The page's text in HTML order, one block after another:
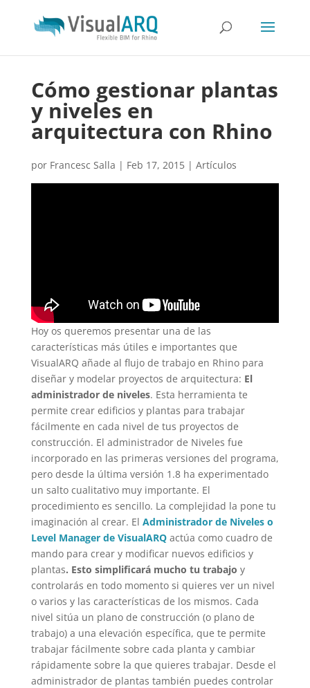
Cómo gestionar plantas
y niveles en
arquitectura con Rhino
por Francesc Salla | Feb 17, 2015| Artículos
Hoy os queremos presentar una de las
características más útiles e importantes que
VisualARQ añade al flujo de trabajo en Rhino para
diseñar y modelar proyectos de arquitectura: El
administrador de niveles. Esta herramienta te
permite crear edificios y plantas para trabajar
fácilmente en cada nivel de tus proyectos de
construcción. El administrador de Niveles fue
incorporado en las primeras versiones del programa,
pero desde la última versión 1.8 ha experimentado
un salto cualitativo muy importante. El
procedimiento es sencillo. La complejidad la pone tu
imaginación al crear. El Administrador de Niveles o
Level Manager de VisualARQactúa como cuadro de
mando para crear y modificar nuevos edificios y
plantas. Esto simplificará mucho tu trabajo y
controlarás en todo momento si quieres ver un nivel
o varios y las características de los mismos. Cada
nivel sitúa un plano de construcción (o plano de
trabajo) a una elevación específica, que te permite
trabajar fácilmente sobre cada planta y cambiar
rápidamente sobre la que quieres trabajar. Desde el
administrador de plantas también puedes controlar